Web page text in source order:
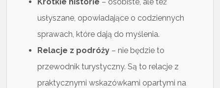
usłyszane, opowiadające o codziennych
sprawach, które dają do myślenia.
Relacje z podróży – nie będzie to
przewodnik turystyczny. Są to relacje z
praktycznymi wskazówkami opartymi na